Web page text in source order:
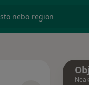
nebo region